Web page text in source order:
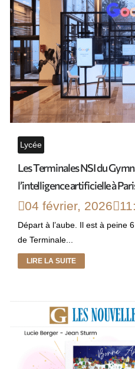
Lycée
Les Terminales NSI du
l’intelligence artificielle à
04 février, 2026
Départ à l’aube. Il est à peine
de Terminale...
LIRE LA SUITE